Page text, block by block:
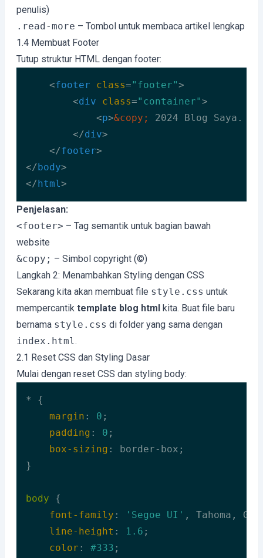
penulis)
.read-more – Tombol untuk membaca artikel lengkap
1.4 Membuat Footer
Tutup struktur HTML dengan footer:
<footer class="footer">
<div class="container">
<p>&copy;
2024 Blog Saya.
</div>
</footer>
</body>
</html>
Code language:
Penjelasan:
<footer> – Tag semantik untuk bagian bawah
website
&copy; – Simbol copyright (©)
Langkah 2: Menambahkan Styling dengan CSS
Sekarang kita akan membuat file style.css untuk
mempercantik template blog html kita. Buat file baru
bernama style.css di folder yang sama dengan
index.html.
2.1 Reset CSS dan Styling Dasar
Mulai dengan reset CSS dan styling body:
* {
margin : 0 ;
padding : 0 ;
box-sizing : border-box;
}
body {
font-family : 'Segoe UI' , Tahoma,
line-height : 1.6 ;
color : #333 ;